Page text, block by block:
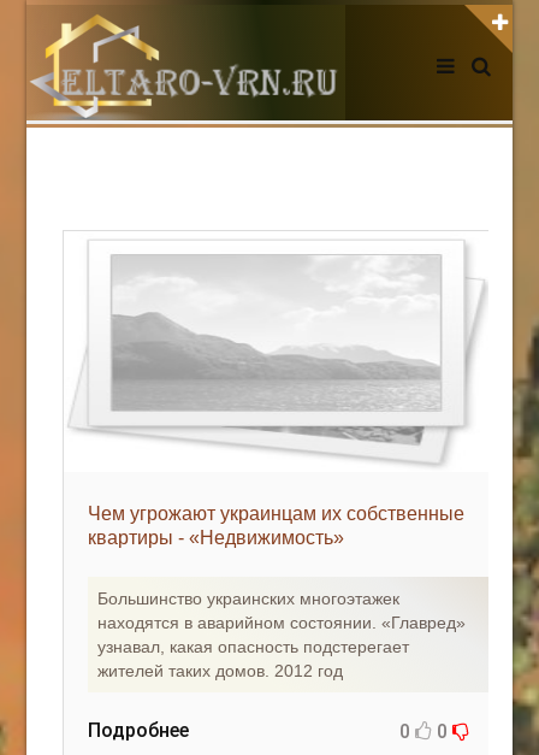
АВТОРИЗАЦИЯ НА САЙТЕ
Регистрация
НОВОСТИ СЕГОДНЯ
Edgarpo26@gmail.com
axin.ed@yandex.ru
yrikf40@gmail.com
Чем угрожают украинцам их собственные
квартиры - «Недвижимость»
Большинство украинских многоэтажек
находятся в аварийном состоянии. «Главред»
узнавал, какая опасность подстерегает
жителей таких домов. 2012 год
Подробнее 0 0